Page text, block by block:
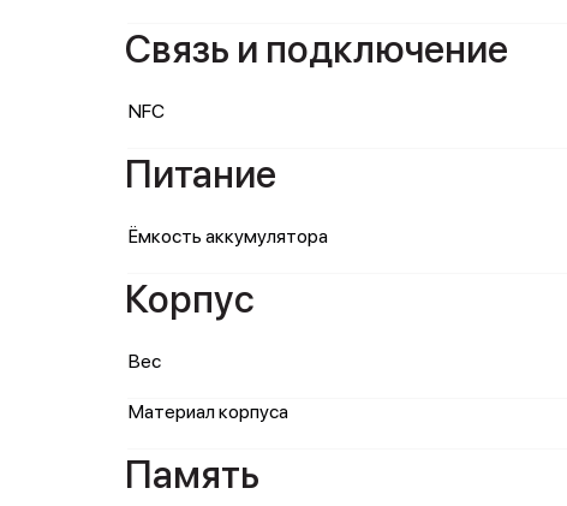
Связь и подключение
NFC
Питание
Ёмкость аккумулятора
Корпус
Вес
Материал корпуса
Память